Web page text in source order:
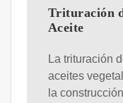
Trituración
Aceite
La trituración
aceites
la